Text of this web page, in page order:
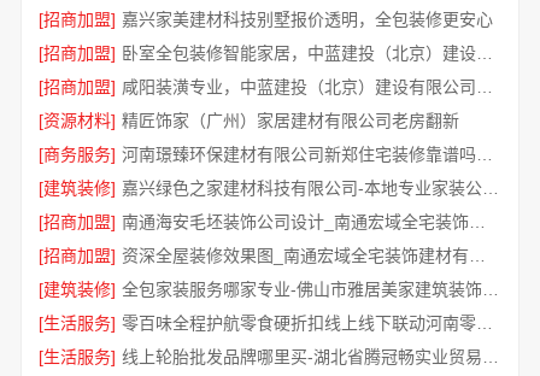
[招商加盟] 嘉兴家美建材科技别墅报价透明，全包装修更安心
[招商加盟]
卧室全包装修智能家居，中蓝建投（北京）建设有限公司武功分公司贴心服务
[招商加盟]
[资源材料] 精匠饰家（广州）家居建材有限公司老房翻新
[商务服务]
[建筑装修]
嘉兴绿色之家建材科技有限公司-本地专业家装公司高端
[招商加盟]
南通海安毛坯装饰公司设计_南通宏域全宅装饰建材有限公司
[招商加盟]
[建筑装修]
全包家装服务哪家专业-佛山市雅居美家建筑装饰工程有限公司
[生活服务]
零百味全程护航零食硬折扣线上线下联动河南零百味供应链有限公司
[生活服务]